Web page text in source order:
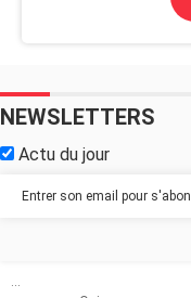
NEWSLETTERS
Actu du jour
...